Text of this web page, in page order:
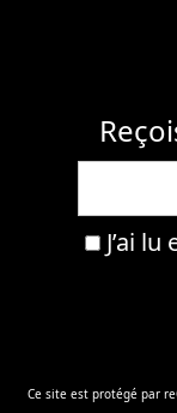
J’ai lu
Ce site est protégé par